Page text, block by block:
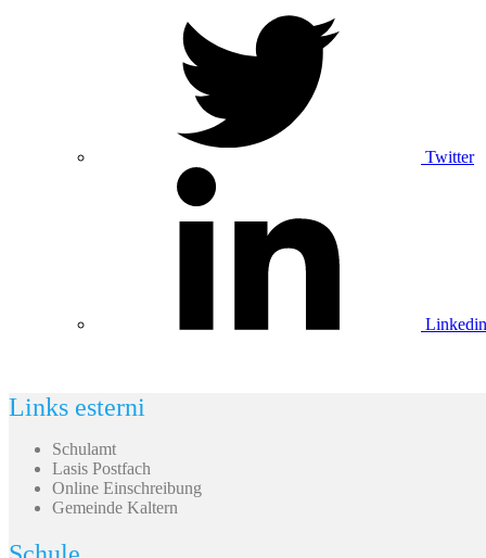
Twitter
Linkedin
Links esterni
Schulamt
Lasis Postfach
Online Einschreibung
Gemeinde Kaltern